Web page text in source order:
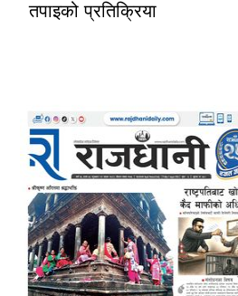
तपाइको प्रतिक्रिया